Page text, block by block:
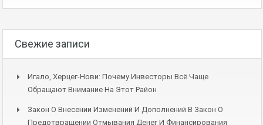
Свежие записи
Игало, Херцег-Нови: Почему Инвесторы Всё Чаще
Обращают Внимание На Этот Район
Закон О Внесении Изменений И Дополнений В Закон О
Предотвращении Отмывания Денег И Финансирования